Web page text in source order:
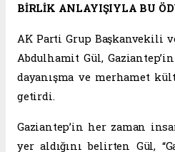
BİRLİK ANLAYIŞIYLA BU
AK Parti Grup Başkanvekili
Abdulhamit Gül,
dayanışma ve merhamet
getirdi.
Gaziantep’in her zaman
yer aldığını belirten Gül,